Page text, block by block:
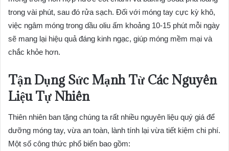
trong vài phút, sau đó rửa sạch. Đối với móng tay cực kỳ khô,
việc ngâm móng trong dầu oliu ấm khoảng 10-15 phút mỗi ngày
sẽ mang lại hiệu quả đáng kinh ngạc, giúp móng mềm mại và
chắc khỏe hơn.
Tận Dụng Sức Mạnh Từ Các Nguyên
Liệu Tự Nhiên
Thiên nhiên ban tặng chúng ta rất nhiều nguyên liệu quý giá để
dưỡng móng tay, vừa an toàn, lành tính lại vừa tiết kiệm chi phí.
Một số công thức phổ biến bao gồm: